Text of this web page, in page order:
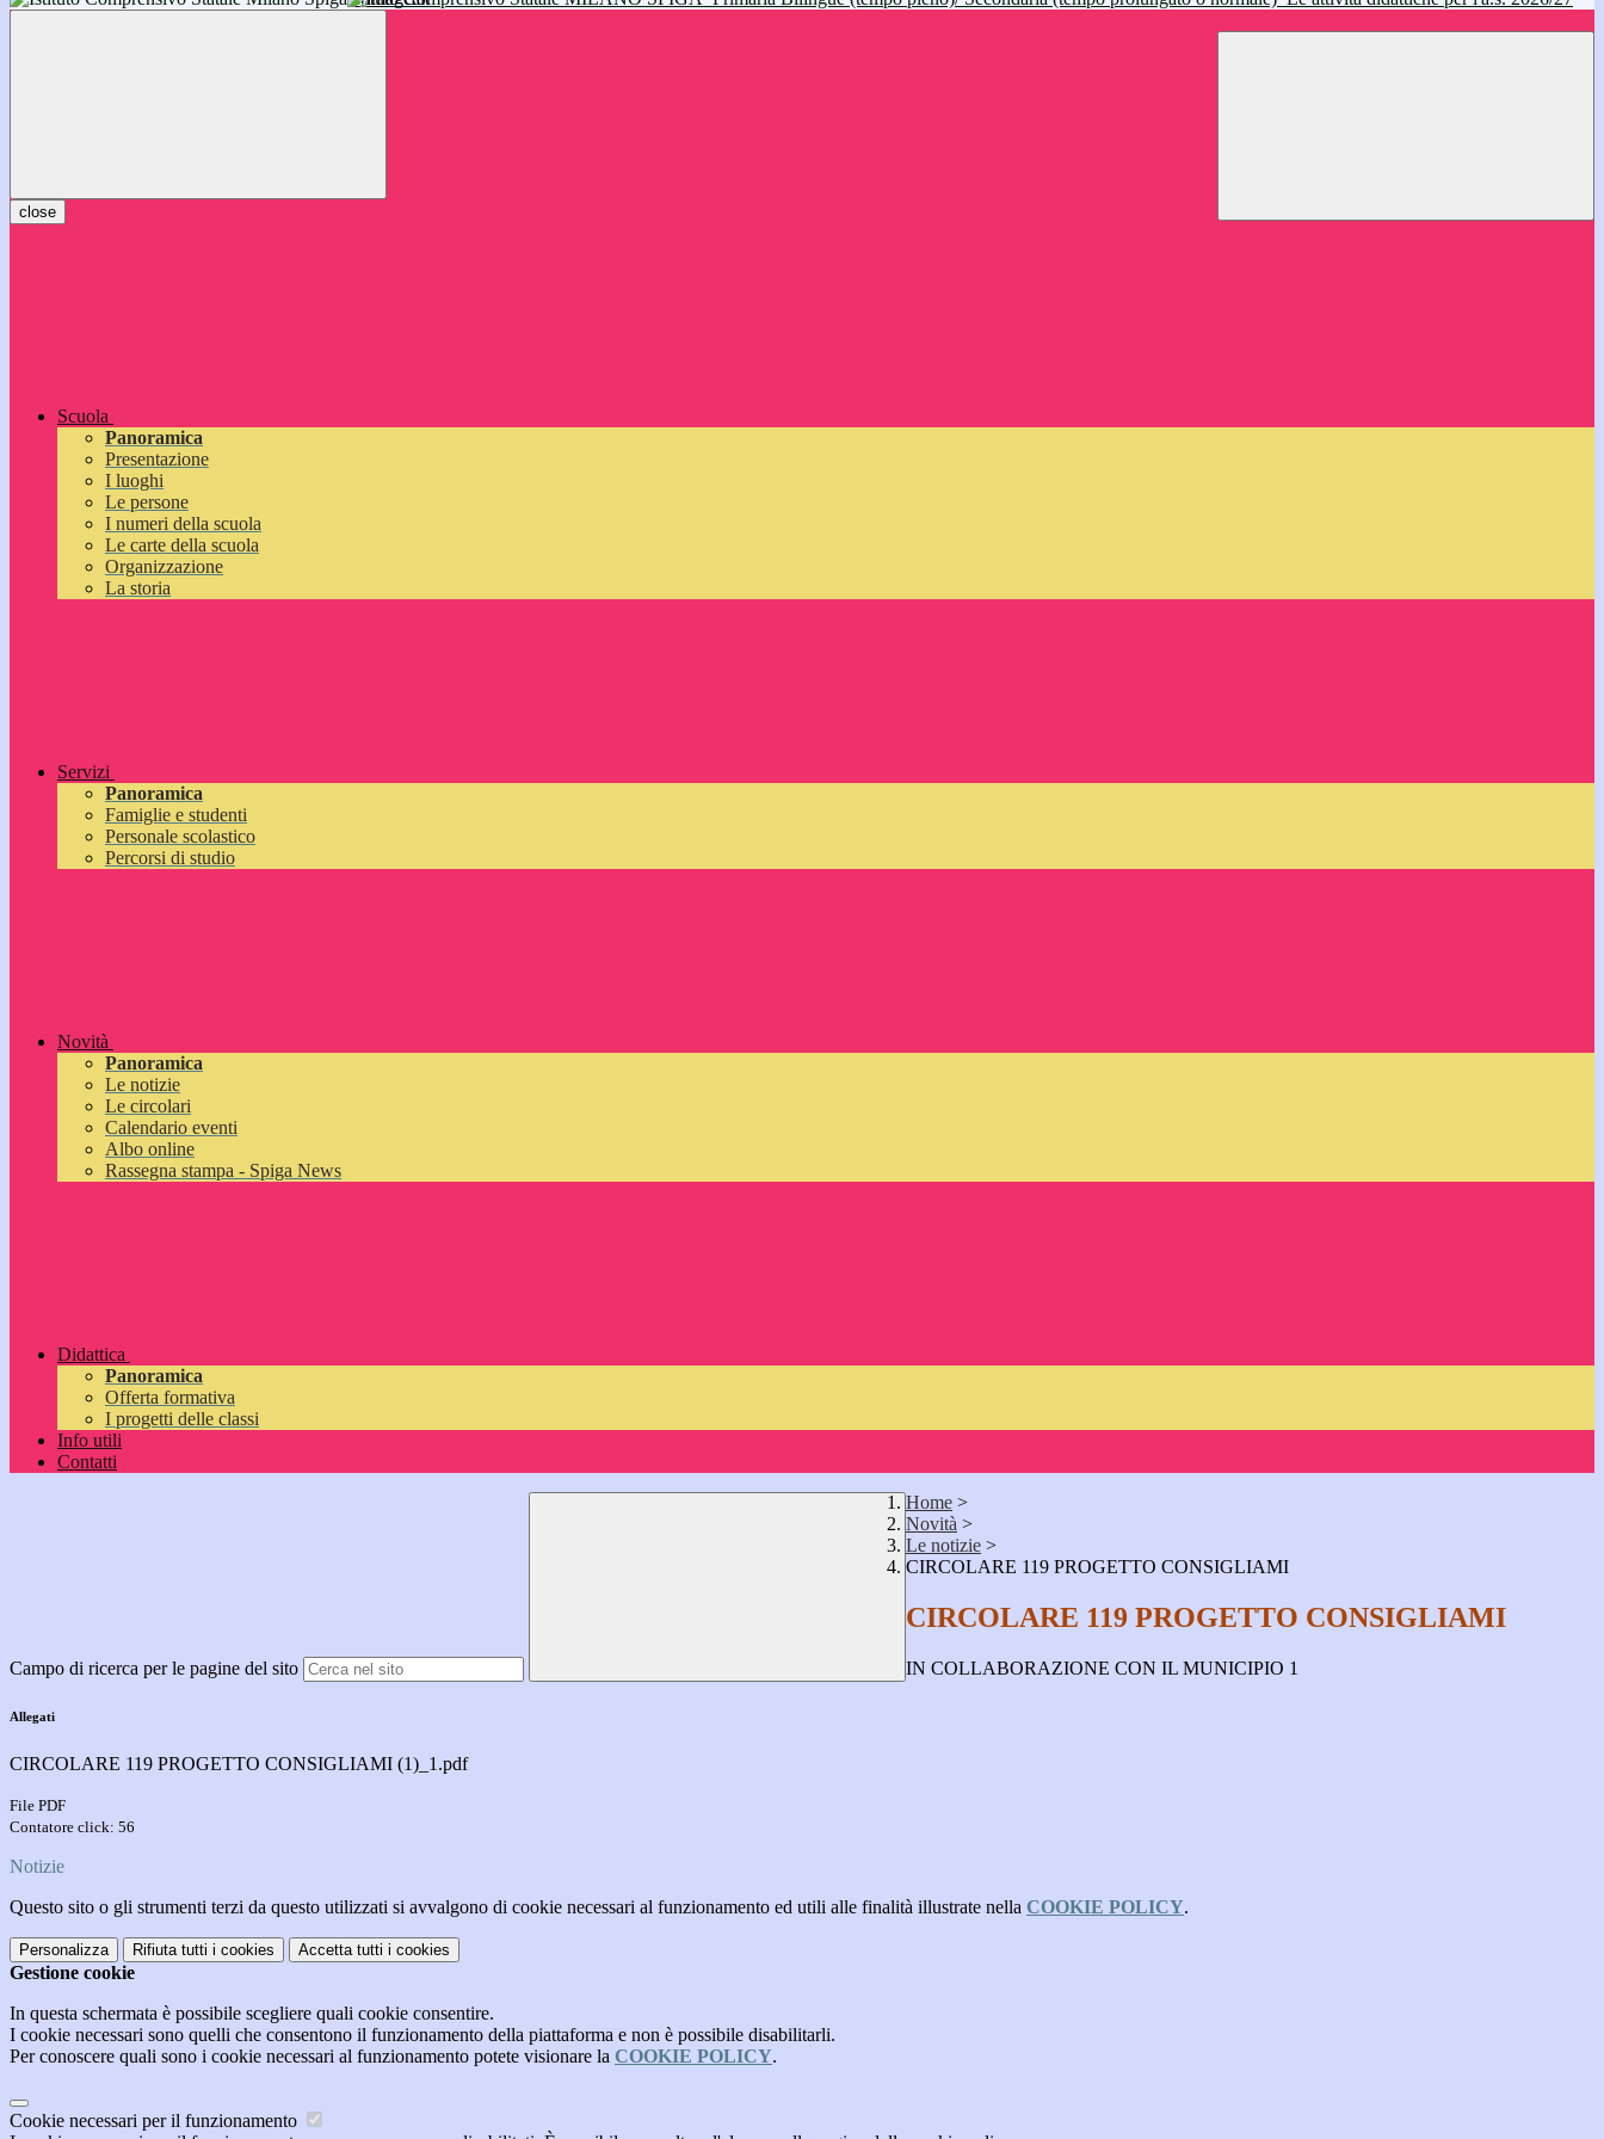
inizieranno il 14 settembre 2026: vi aspettiamo!
close
Scuola
Panoramica
Presentazione
I luoghi
Le persone
I numeri della scuola
Le carte della scuola
Organizzazione
La storia
Servizi
Panoramica
Famiglie e studenti
Personale scolastico
Percorsi di studio
Novità
Panoramica
Le notizie
Le circolari
Calendario eventi
Albo online
Rassegna stampa - Spiga News
Didattica
Panoramica
Offerta formativa
I progetti delle classi
Info utili
Contatti
Campo di ricerca per le pagine del sito
Home >
Novità >
Le notizie >
CIRCOLARE 119 PROGETTO CONSIGLIAMI
CIRCOLARE 119 PROGETTO CONSIGLIAMI
IN COLLABORAZIONE CON IL MUNICIPIO 1
Allegati
CIRCOLARE 119 PROGETTO CONSIGLIAMI (1)_1.pdf
File PDF
Contatore click: 56
Notizie
Questo sito o gli strumenti terzi da questo utilizzati si avvalgono di cookie necessari al funzionamento ed utili alle finalità illustrate nella COOKIE POLICY.
Personalizza Rifiuta tutti i cookies Accetta tutti i cookies
Gestione cookie
In questa schermata è possibile scegliere quali cookie consentire.
I cookie necessari sono quelli che consentono il funzionamento della piattaforma e non è possibile disabilitarli.
Per conoscere quali sono i cookie necessari al funzionamento potete visionare la COOKIE POLICY.
Cookie necessari per il funzionamento